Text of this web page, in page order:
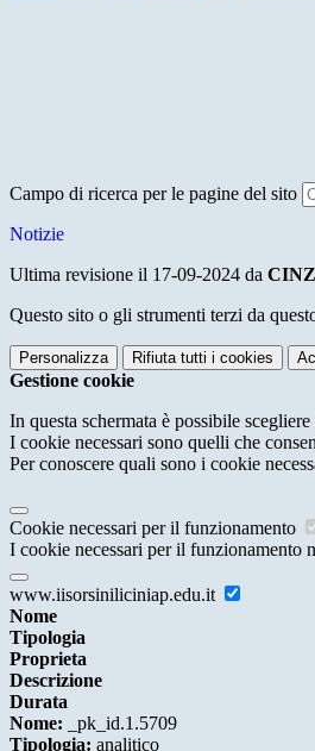
Campo di ricerca per le pagine del sito
Notizie
Ultima revisione il 17-09-2024 da
Questo sito o gli strumenti terzi da
Personalizza Rifiuta tutti i cookies
Gestione cookie
In questa schermata è possibile
I cookie necessari sono quelli che
Per conoscere quali sono i cookie
Cookie necessari per il funzionamento
I cookie necessari per il funzionamento
www.iisorsiniliciniap.edu.it
Nome
Tipologia
Proprieta
Descrizione
Durata
Nome: _pk_id.1.5709
Tipologia: analitico